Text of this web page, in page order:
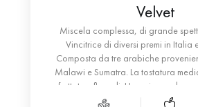
Velvet
Miscela complessa, di grande
Vincitrice di diversi premi in Italia
Composta da tre arabiche
Malawi e Sumatra. La tostatura
fruttate e floreali. Una piacevole e
accompagna sentori di agrumi